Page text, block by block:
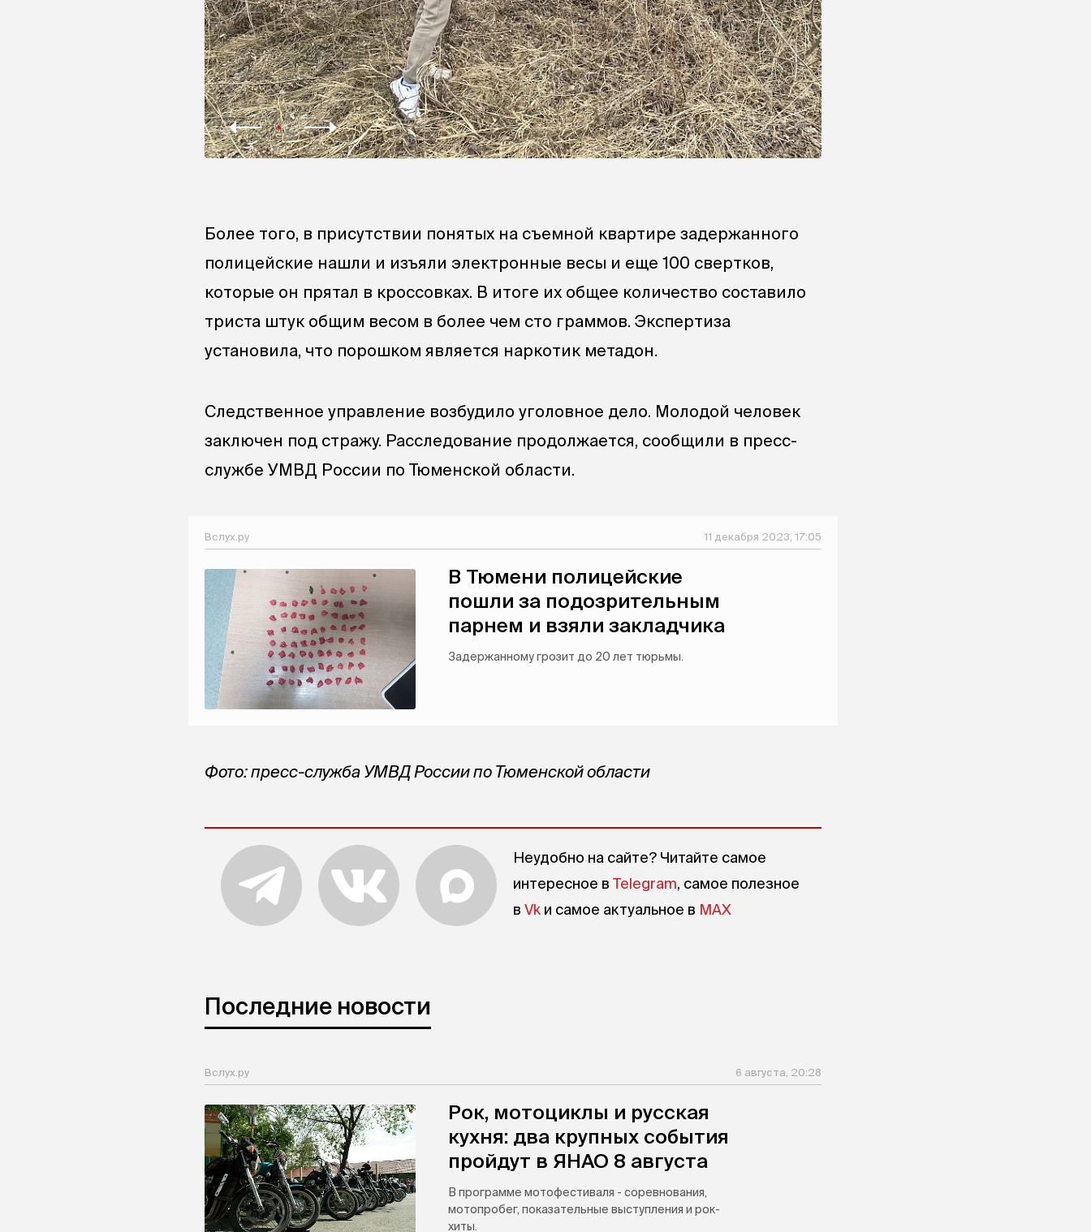
Более того, в присутствии понятых на съемной квартире задержанного
полицейские нашли и изъяли электронные весы и еще 100 свертков,
которые он прятал в кроссовках. В итоге их общее количество составило
триста штук общим весом в более чем сто граммов. Экспертиза
установила, что порошком является наркотик метадон.
Следственное управление возбудило уголовное дело. Молодой человек
заключен под стражу. Расследование продолжается, сообщили в пресс-
службе УМВД России по Тюменской области.
Вслух.ру 11 декабря 2023, 17:05
В Тюмени полицейские
пошли за подозрительным
парнем и взяли закладчика
Задержанному грозит до 20 лет тюрьмы.
Фото: пресс-служба УМВД России по Тюменской области
Неудобно на сайте? Читайте самое
интересное в Telegram, самое полезное
в Vk и самое актуальное в MAX
Последние новости
Вслух.ру 6 августа, 20:28
Рок, мотоциклы и русская
кухня: два крупных события
пройдут в ЯНАО 8 августа
В программе мотофестиваля - соревнования,
мотопробег, показательные выступления и рок-
хиты.